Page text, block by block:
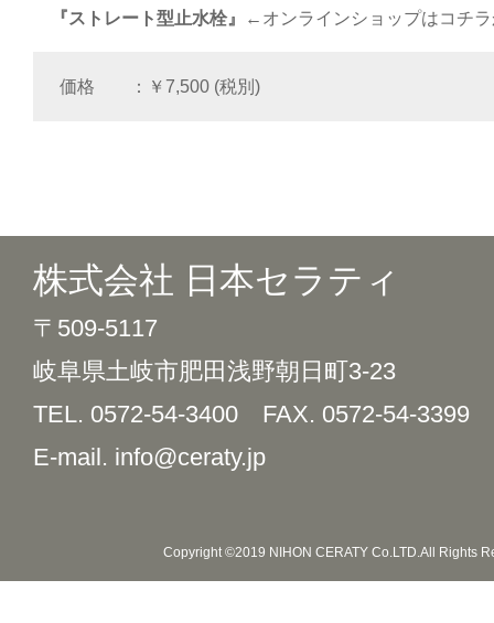
『ストレート型止水栓』 ←オンラインショップはコチ
価格 ￥7,500 (税別)
株式会社 日本セラティ
〒509-5117
岐阜県土岐市肥田浅野朝日町3-23
TEL. 0572-54-3400 FAX. 0572-54-3399
E-mail. info@ceraty.jp
Copyright ©2019 NIHON CERATY Co.LTD.All Rights